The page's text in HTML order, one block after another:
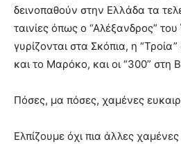
δεινοπαθούν στην Ελλάδα τα
ταινίες όπως ο “Αλέξανδρος”
γυρίζονται στα Σκόπια, η
και το Μαρόκο, και οι “300” στη
Πόσες, μα πόσες, χαμένες
Ελπίζουμε όχι πια άλλες